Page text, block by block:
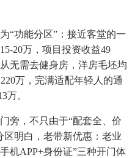
功能分区”：接近客堂的一
20万，项目投资收益49
无需去健身房，洋房毛坯均
万，完满适配年轻人的通
万。
，不只由于“配套全、价
区明白，老带新优惠：老业
机APP+身份证”三种开门体